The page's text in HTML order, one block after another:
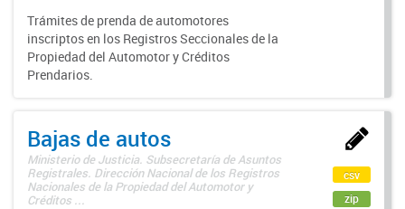
Trámites de prenda de automotores
inscriptos en los Registros Seccionales de la
Propiedad del Automotor y Créditos
Prendarios.
Bajas de autos
Ministerio de Justicia. Subsecretaría de Asuntos
Registrales. Dirección Nacional de los Registros
Nacionales de la Propiedad del Automotor y
Créditos ...
csv
zip